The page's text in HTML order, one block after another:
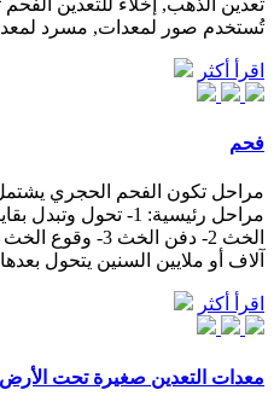
تُستخدم صور لمعدات, مسرد
اقرأ أكثر
فحم
مراحل تكون الفحم الحجري
مراحل رئيسية: 1- تحول
الخث 2- دفن
آلاف أو ملايين السنين يتحول
اقرأ أكثر
معدات التعدين صغيرة تحت الأرض